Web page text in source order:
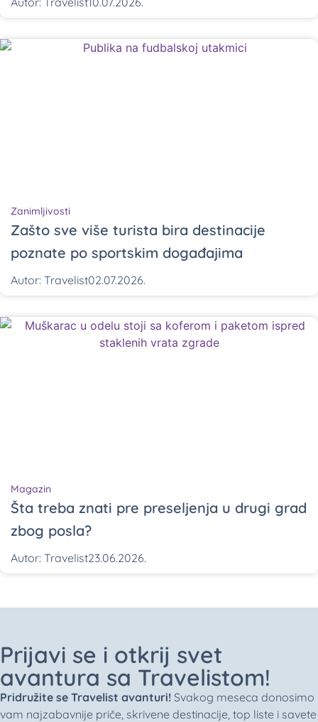
Zanimljivosti
Zašto sve više turista bira destinacije
poznate po sportskim događajima
Autor: Travelist02.07.2026.
Magazin
Šta treba znati pre preseljenja u drugi grad
zbog posla?
Autor: Travelist23.06.2026.
Prijavi se i otkrij svet
avantura sa Travelistom!
Pridružite se Travelist avanturi! Svakog meseca donosimo
vam najzabavnije priče, skrivene destinacije, top liste i savete